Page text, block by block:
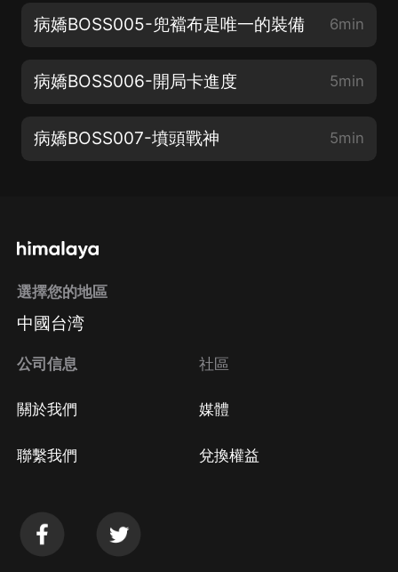
病嬌BOSS005-兜襠布是唯一的裝備 6min
病嬌BOSS006-開局卡進度 5min
病嬌BOSS007-墳頭戰神 5min
選擇您的地區
中國台湾
公司信息
關於我們
聯繫我們
社區
媒體
兌換權益